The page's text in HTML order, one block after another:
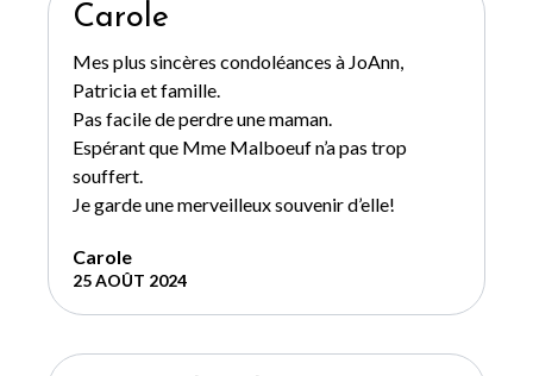
Carole
Mes plus sincères condoléances à JoAnn,
Patricia et famille.
Pas facile de perdre une maman.
Espérant que Mme Malboeuf n’a pas trop
souffert.
Je garde une merveilleux souvenir d’elle!
Carole
25 AOÛT 2024